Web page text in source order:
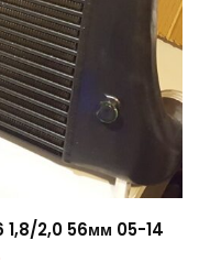
1,8/2,0 56мм 05-14